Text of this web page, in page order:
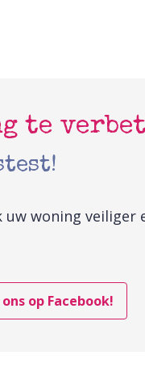
te
woning veiliger
op Facebook!